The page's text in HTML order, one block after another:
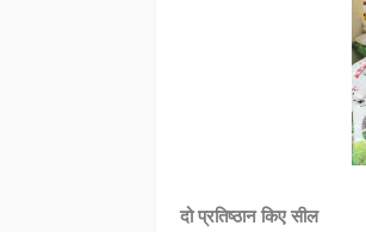
दो प्रतिष्ठान किए सील